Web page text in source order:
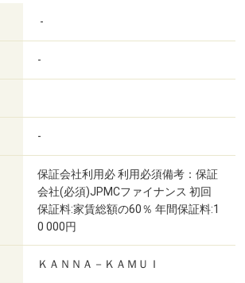
-
-
-
保証会社利用必 利用必須備考：保証
会社(必須)JPMCファイナンス 初回
保証料:家賃総額の60％ 年間保証料:1
0 000円
ＫＡＮＮＡ－ＫＡＭＵＩ